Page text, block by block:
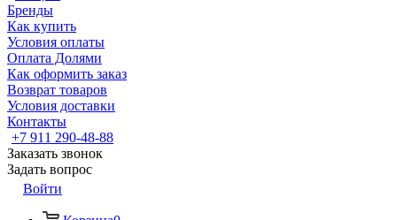
Бренды
Как купить
Условия оплаты
Оплата Долями
Как оформить заказ
Возврат товаров
Условия доставки
Контакты
+7 911 290-48-88
Заказать звонок
Задать вопрос
Войти